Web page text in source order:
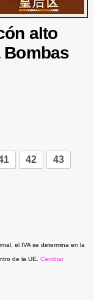
alto
Bombas
42 43
el IVA se determina en la
de la UE. Cambiar